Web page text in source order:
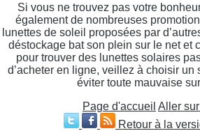
Si vous ne trouvez pas votre
également de nombreuses
lunettes de soleil proposées par
déstockage bat son plein sur le net et
pour trouver des lunettes solaires
d’acheter en ligne, veillez à choisir un
éviter toute mauvaise
Page d'accueil Aller
Retour à la